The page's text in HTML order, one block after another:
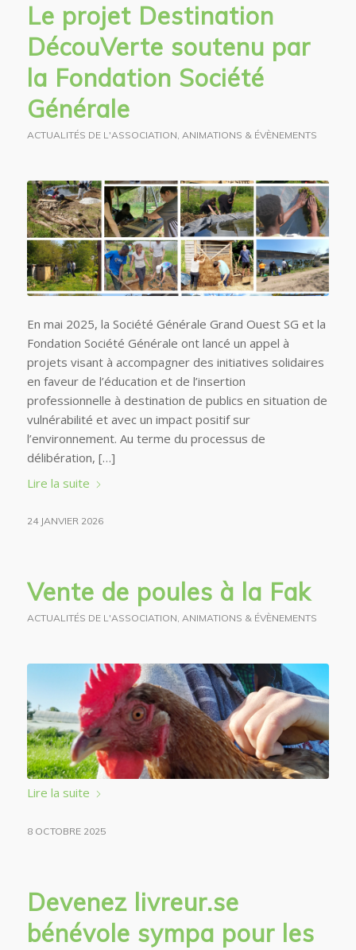
Le projet Destination
DécouVerte soutenu par
la Fondation Société
Générale
ACTUALITÉS DE L'ASSOCIATION, ANIMATIONS & ÉVÈNEMENTS
En mai 2025, la Société Générale Grand Ouest SG et la
Fondation Société Générale ont lancé un appel à
projets visant à accompagner des initiatives solidaires
en faveur de l’éducation et de l’insertion
professionnelle à destination de publics en situation de
vulnérabilité et avec un impact positif sur
l’environnement. Au terme du processus de
délibération, […]
Lire la suite
24 JANVIER 2026
Vente de poules à la Fak
ACTUALITÉS DE L'ASSOCIATION, ANIMATIONS & ÉVÈNEMENTS
Lire la suite
8 OCTOBRE 2025
Devenez livreur.se
bénévole sympa pour les